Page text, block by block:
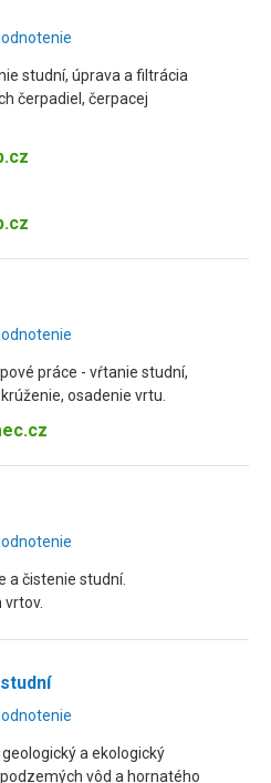
studní, úprava a filtrácia
čerpadiel, čerpacej
práce - vŕtanie studní,
osadenie vrtu.
a čistenie studní.
vrtov.
a ekologický
vôd a hornatého